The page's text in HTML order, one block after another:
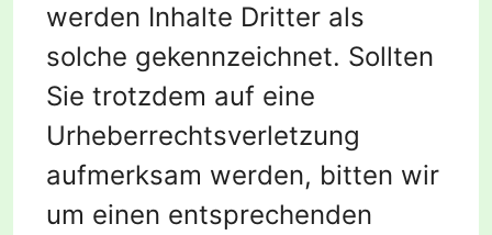
werden Inhalte Dritter als
solche gekennzeichnet. Sollten
Sie trotzdem auf eine
Urheberrechtsverletzung
aufmerksam werden, bitten wir
um einen entsprechenden